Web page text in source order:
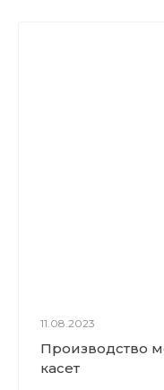
11.08.2023
Производство
касет